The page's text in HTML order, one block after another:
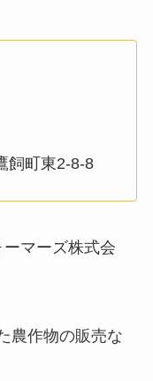
飼町東2-8-8
マーズ株式会
農作物の販売な